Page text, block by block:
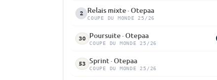
2 Relais mixte · Otepaa
COUPE DU MONDE 25/26
30 Poursuite · Otepaa
COUPE DU MONDE 25/26
53 Sprint · Otepaa
COUPE DU MONDE 25/26